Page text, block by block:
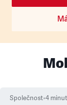
Společnost•4